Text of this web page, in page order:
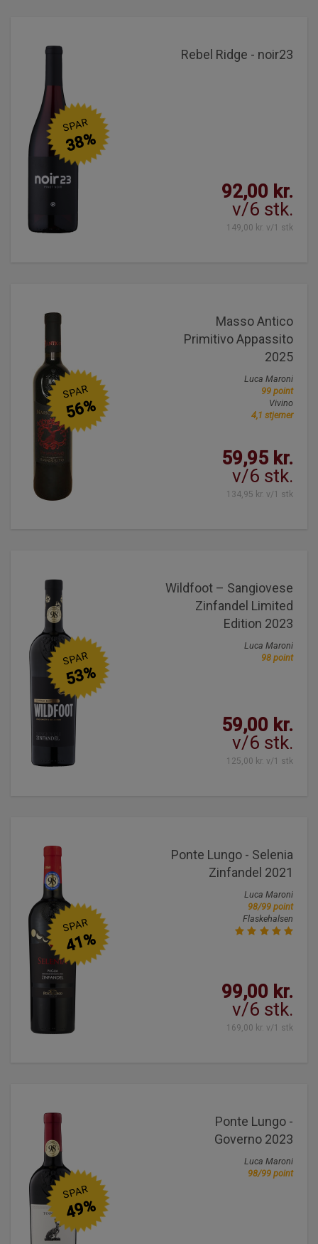
Rebel Ridge - noir23
92,00 kr.
v/6 stk.
149,00 kr. v/1 stk
SPAR
38%
Masso Antico
Primitivo Appassito
2025
Luca Maroni
99 point
Vivino
4,1 stjerner
59,95 kr.
v/6 stk.
134,95 kr. v/1 stk
SPAR
56%
Wildfoot – Sangiovese
Zinfandel Limited
Edition 2023
Luca Maroni
98 point
59,00 kr.
v/6 stk.
125,00 kr. v/1 stk
SPAR
53%
Ponte Lungo - Selenia
Zinfandel 2021
Luca Maroni
98/99 point
Flaskehalsen
99,00 kr.
v/6 stk.
169,00 kr. v/1 stk
SPAR
41%
Ponte Lungo -
Governo 2023
Luca Maroni
98/99 point
SPAR
49%